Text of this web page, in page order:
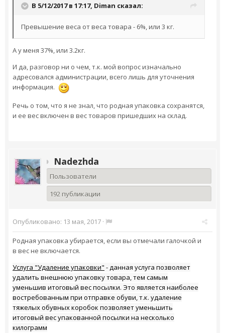
В 5/12/2017 в 17:17, Diman сказал:
Превышение веса от веса товара - 6%, или 3 кг.
А у меня 37%, или 3.2кг.
И да, разговор ни о чем, т.к. мой вопрос изначально
адресовался администрации, всего лишь для уточнения
информация.
Речь о том, что я не знал, что родная упаковка сохранятся,
и ее вес включен в вес товаров пришедших на склад.
Nadezhda
Пользователи
192 публикации
Опубликовано: 13 мая, 2017 ·
Родная упаковка убирается, если вы отмечали галочкой и
в вес не включается.
Услуга "Удаление упаковки" - данная услуга позволяет
удалить внешнюю упаковку товара, тем самым
уменьшив итоговый вес посылки. Это является наиболее
востребованным при отправке обуви, т.к. удаление
тяжелых обувных коробок позволяет уменьшить
итоговый вес упакованной посылки на несколько
килограмм